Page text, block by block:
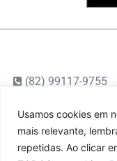
Usamos cookies em
mais relevante,
repetidas. Ao clicar
(82) 99117-9755
© 2024 Notícias